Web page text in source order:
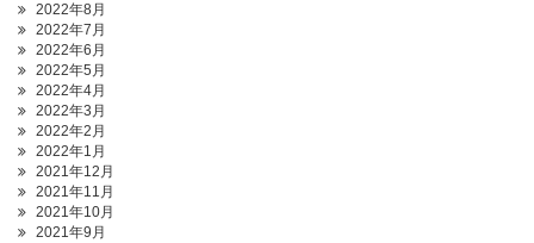
2022年8月
2022年7月
2022年6月
2022年5月
2022年4月
2022年3月
2022年2月
2022年1月
2021年12月
2021年11月
2021年10月
2021年9月